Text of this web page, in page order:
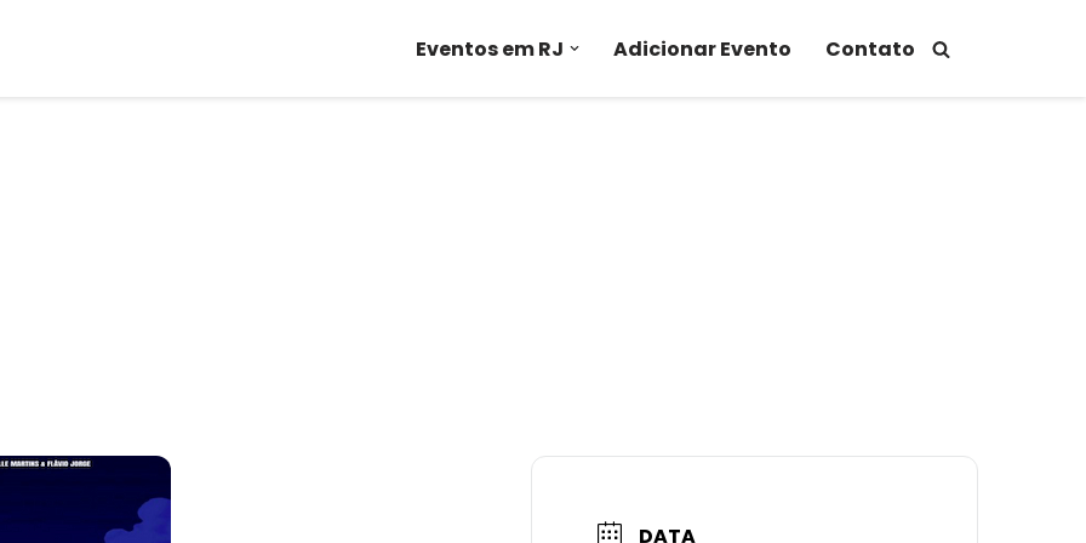
Eventos em RJ Adicionar Evento Contato
DATA